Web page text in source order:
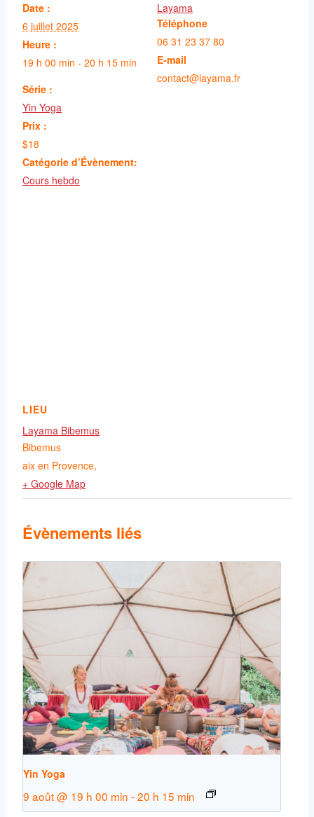
Date :
6 juillet 2025
Heure :
19 h 00 min - 20 h 15 min
Série :
Yin Yoga
Prix :
$18
Catégorie d’Évènement:
Cours hebdo
Layama
Téléphone
06 31 23 37 80
E-mail
contact@layama.fr
LIEU
Layama Bibemus
Bibemus
aix en Provence,
+ Google Map
Évènements liés
Yin Yoga
9 août @ 19 h 00 min -20 h 15 min